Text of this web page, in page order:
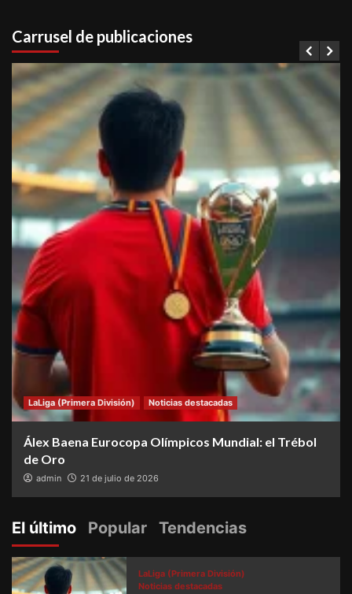
Carrusel de publicaciones
LaLiga (Primera División) Noticias destacadas
Álex Baena Eurocopa Olímpicos Mundial: el Trébol
de Oro
admin 21 de julio de 2026
El último Popular Tendencias
LaLiga (Primera División)
Noticias destacadas